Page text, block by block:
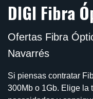
DIGI Fibra
Ofertas Fibra
Navarrés
Si piensas contratar
300Mb o 1Gb. Elige la